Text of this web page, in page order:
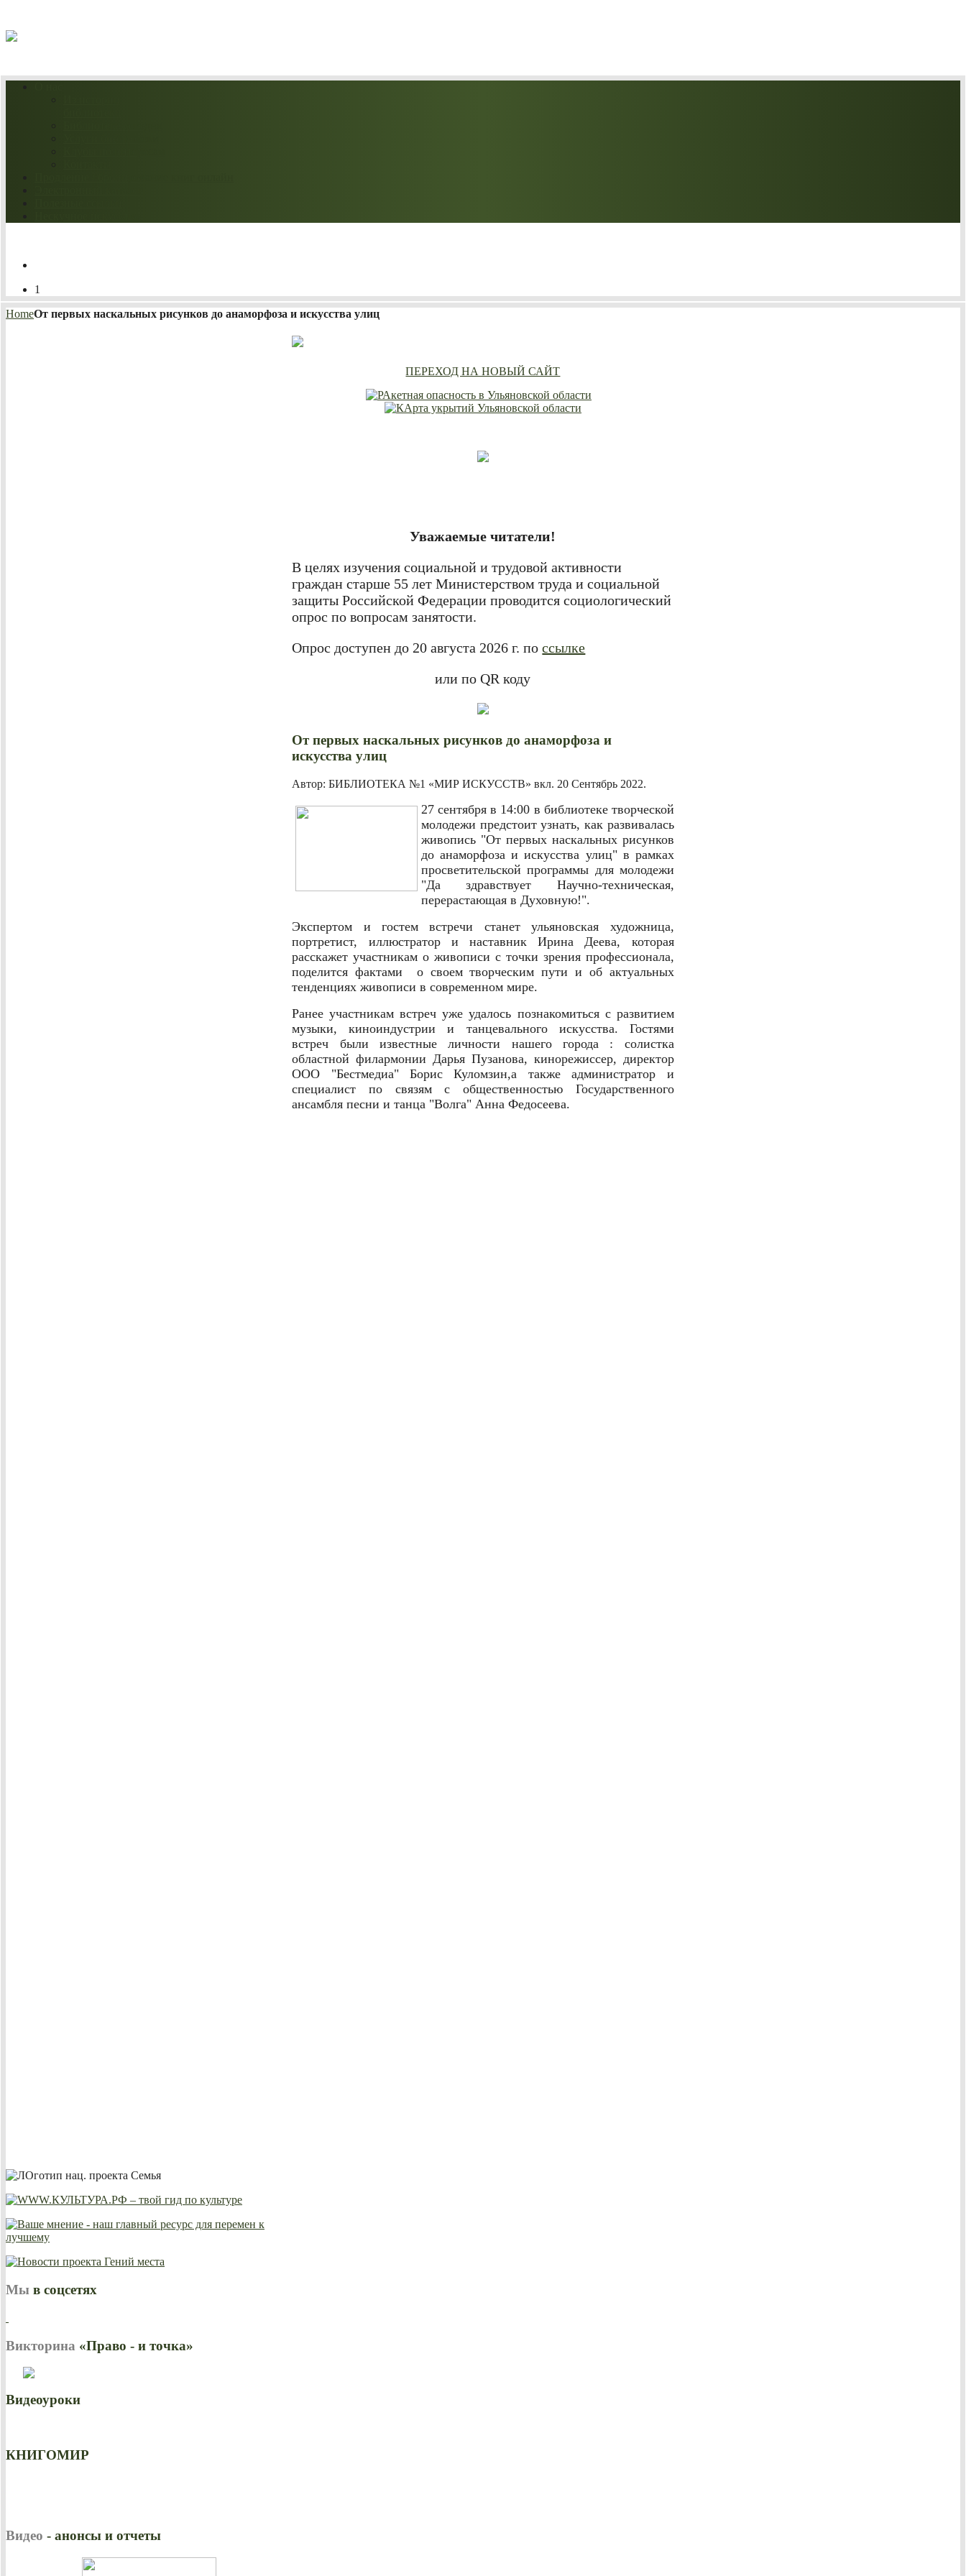
1
HomeОт первых наскальных рисунков до анаморфоза и искусства улиц
ПЕРЕХОД НА НОВЫЙ САЙТ
Уважаемые читатели!
В целях изучения социальной и трудовой активности
граждан старше 55 лет Министерством труда и социальной
защиты Российской Федерации проводится социологический
опрос по вопросам занятости.
Опрос доступен до 20 августа 2026 г. поссылке
или по QR коду
От первых наскальных рисунков до анаморфоза и
искусства улиц
Автор: БИБЛИОТЕКА №1 «МИР ИСКУССТВ» вкл. 20 Сентябрь 2022.
27 сентября в 14:00 в библиотеке творческой
молодежи предстоит узнать, как развивалась
живопись "От первых наскальных рисунков
до анаморфоза и искусства улиц" в рамках
просветительской программы для молодежи
"Да здравствует Научно-техническая,
перерастающая в Духовную!".
Экспертом и гостем встречи станет ульяновская художница,
портретист, иллюстратор и наставник Ирина Деева, которая
расскажет участникам о живописи с точки зрения профессионала,
поделится фактами о своем творческим пути и об актуальных
тенденциях живописи в современном мире.
Ранее участникам встреч уже удалось познакомиться с развитием
музыки, киноиндустрии и танцевального искусства. Гостями
встреч были известные личности нашего города : солистка
областной филармонии Дарья Пузанова, кинорежиссер, директор
ООО "Бестмедиа" Борис Куломзин,а также администратор и
специалист по связям с общественностью Государственного
ансамбля песни и танца "Волга" Анна Федосеева.
Мы в соцсетях
Викторина «Право - и точка»
Видеоуроки
КНИГОМИР
Видео - анонсы и отчеты